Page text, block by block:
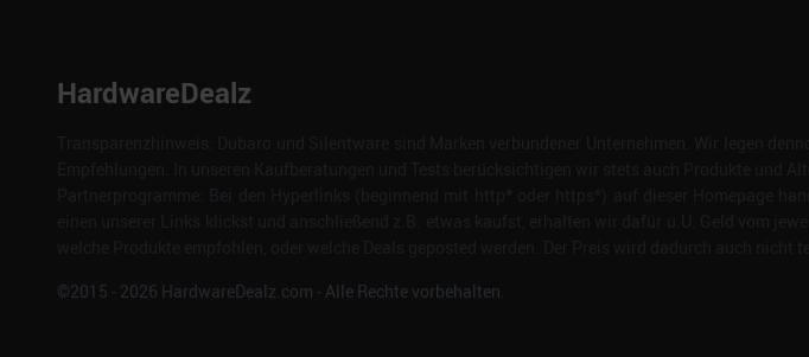
HardwareDealz
©2015 - 2026 HardwareDealz.com - Alle Rechte vorbehalten.